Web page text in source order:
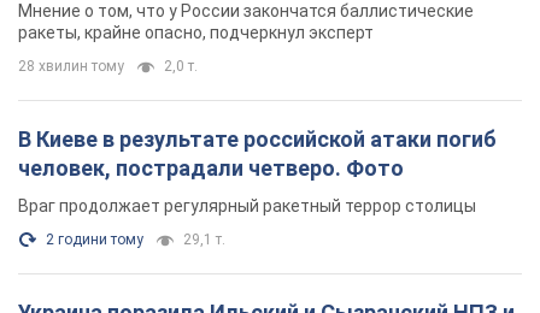
Мнение о том, что у России закончатся баллистические
ракеты, крайне опасно, подчеркнул эксперт
28 хвилин тому 2,0 т.
В Киеве в результате российской атаки погиб
человек, пострадали четверо. Фото
Враг продолжает регулярный ракетный террор столицы
2 години тому 29,1 т.